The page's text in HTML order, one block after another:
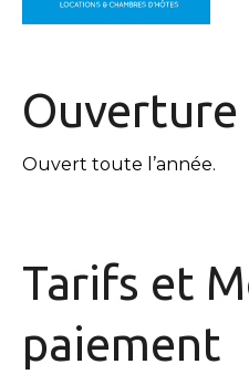
Ouverture
Ouvert toute l’année.
Tarifs et
paiement